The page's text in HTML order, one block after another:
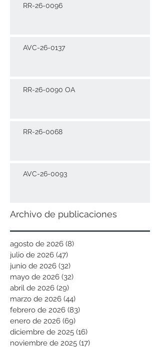
RR-26-0096
AVC-26-0137
RR-26-0090 OA
RR-26-0068
AVC-26-0093
Archivo de publicaciones
agosto de 2026 (8)
julio de 2026 (47)
junio de 2026 (32)
mayo de 2026 (32)
abril de 2026 (29)
marzo de 2026 (44)
febrero de 2026 (83)
enero de 2026 (69)
diciembre de 2025 (16)
noviembre de 2025 (17)